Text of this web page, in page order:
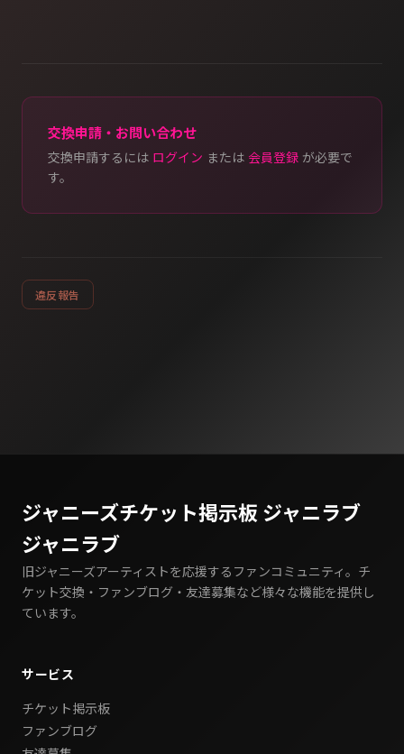
交換申請・お問い合わせ
交換申請するには ログイン または 会員登録 が必要で
す。
違反報告
ジャニーズチケット掲示板 ジャニラブ
ジャニラブ
旧ジャニーズアーティストを応援するファンコミュニティ。チ
ケット交換・ファンブログ・友達募集など様々な機能を提供し
ています。
サービス
チケット掲示板
ファンブログ